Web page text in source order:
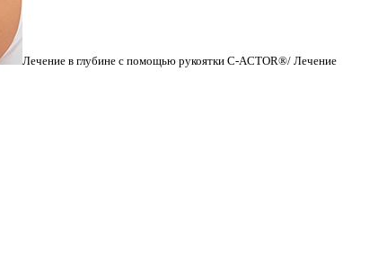
Лечение в глубине с помощью рукоятки C-ACTOR®/ Лечение